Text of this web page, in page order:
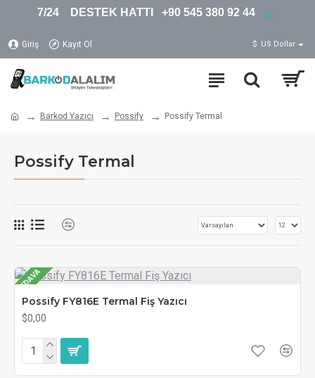
7/24 DESTEK HATTI +90 545 380 92 44
Giriş Kayıt Ol $ US Dollar
Barkod Yazıcı Possify Possify Termal
Possify Termal
BEDAVA
Possify FY816E Termal Fiş Yazıcı
$0,00